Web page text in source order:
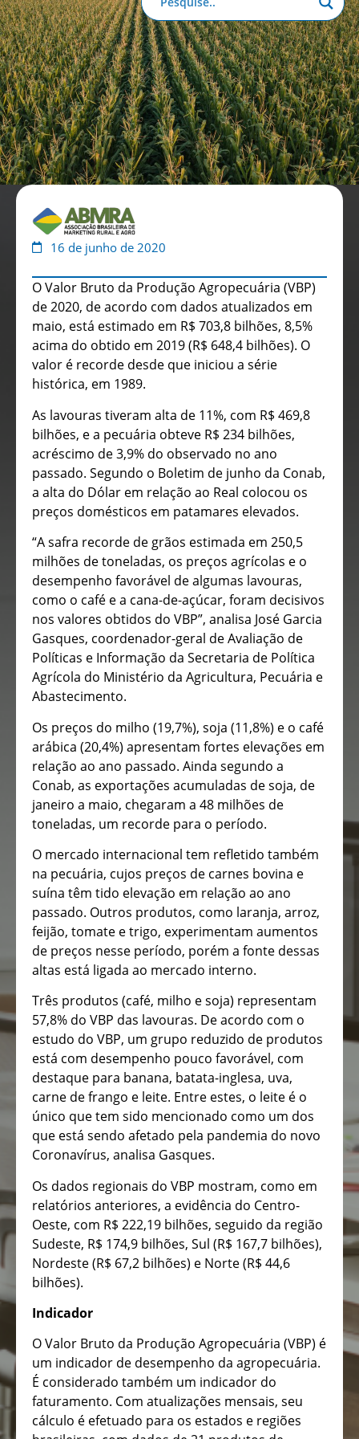
16 de junho de 2020
O Valor Bruto da Produção Agropecuária (VBP)
de 2020, de acordo com dados atualizados em
maio, está estimado em R$ 703,8 bilhões, 8,5%
acima do obtido em 2019 (R$ 648,4 bilhões). O
valor é recorde desde que iniciou a série
histórica, em 1989.
As lavouras tiveram alta de 11%, com R$ 469,8
bilhões, e a pecuária obteve R$ 234 bilhões,
acréscimo de 3,9% do observado no ano
passado. Segundo o Boletim de junho da Conab,
a alta do Dólar em relação ao Real colocou os
preços domésticos em patamares elevados.
“A safra recorde de grãos estimada em 250,5
milhões de toneladas, os preços agrícolas e o
desempenho favorável de algumas lavouras,
como o café e a cana-de-açúcar, foram decisivos
nos valores obtidos do VBP”, analisa José Garcia
Gasques, coordenador-geral de Avaliação de
Políticas e Informação da Secretaria de Política
Agrícola do Ministério da Agricultura, Pecuária e
Abastecimento.
Os preços do milho (19,7%), soja (11,8%) e o café
arábica (20,4%) apresentam fortes elevações em
relação ao ano passado. Ainda segundo a
Conab, as exportações acumuladas de soja, de
janeiro a maio, chegaram a 48 milhões de
toneladas, um recorde para o período.
O mercado internacional tem refletido também
na pecuária, cujos preços de carnes bovina e
suína têm tido elevação em relação ao ano
passado. Outros produtos, como laranja, arroz,
feijão, tomate e trigo, experimentam aumentos
de preços nesse período, porém a fonte dessas
altas está ligada ao mercado interno.
Três produtos (café, milho e soja) representam
57,8% do VBP das lavouras. De acordo com o
estudo do VBP, um grupo reduzido de produtos
está com desempenho pouco favorável, com
destaque para banana, batata-inglesa, uva,
carne de frango e leite. Entre estes, o leite é o
único que tem sido mencionado como um dos
que está sendo afetado pela pandemia do novo
Coronavírus, analisa Gasques.
Os dados regionais do VBP mostram, como em
relatórios anteriores, a evidência do Centro-
Oeste, com R$ 222,19 bilhões, seguido da região
Sudeste, R$ 174,9 bilhões, Sul (R$ 167,7 bilhões),
Nordeste (R$ 67,2 bilhões) e Norte (R$ 44,6
bilhões).
Indicador
O Valor Bruto da Produção Agropecuária (VBP) é
um indicador de desempenho da agropecuária.
É considerado também um indicador do
faturamento. Com atualizações mensais, seu
cálculo é efetuado para os estados e regiões